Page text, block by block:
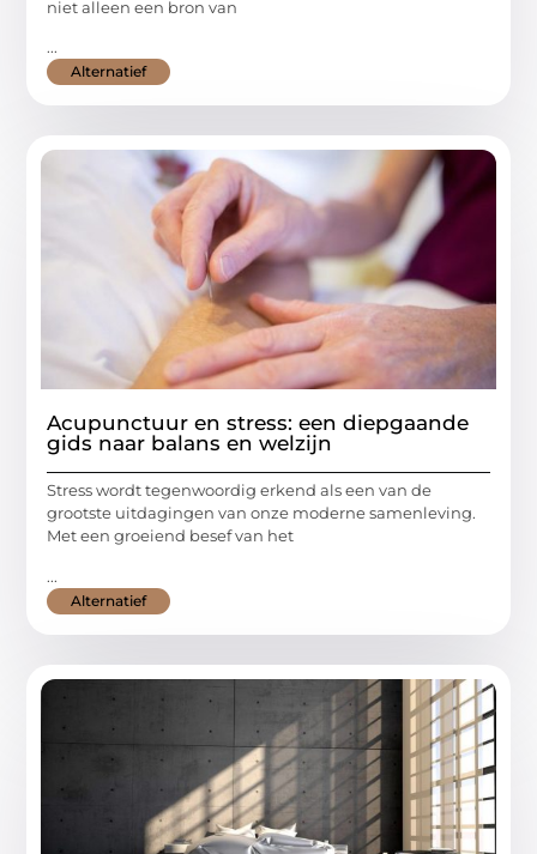
niet alleen een bron van
...
Alternatief
Acupunctuur en stress: een diepgaande
gids naar balans en welzijn
Stress wordt tegenwoordig erkend als een van de
grootste uitdagingen van onze moderne samenleving.
Met een groeiend besef van het
...
Alternatief